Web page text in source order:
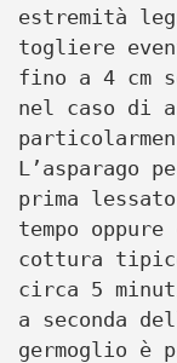
estremità
togliere
fino a 4 cm
nel caso di
L’asparago
prima
tempo
cottura
circa 5
a seconda
germoglio è